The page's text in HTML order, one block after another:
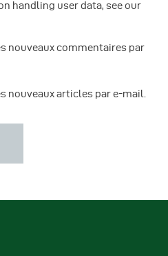
handling user data, see our
nouveaux commentaires par
nouveaux articles par e-mail.